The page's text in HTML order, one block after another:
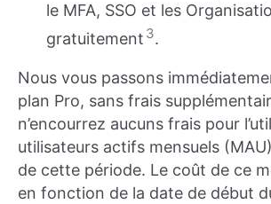
le MFA, SSO et les
gratuitement 3.
Nous vous passons
plan Pro, sans frais
n’encourrez aucuns frais pour
utilisateurs actifs mensuels
de cette période. Le coût de ce
en fonction de la date de début